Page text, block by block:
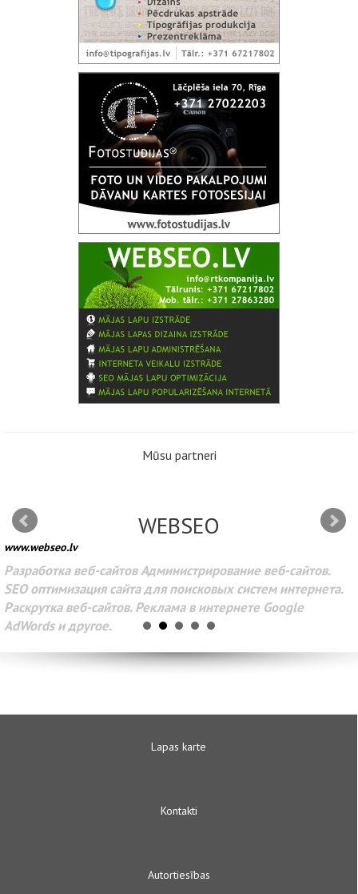
Mūsu partneri
WEBSEO
www.webseo.lv
Разработка веб-сайтов Администрирование веб-сайтов.
SEO оптимизация сайта для поисковых систем интернета.
Раскрутка веб-сайтов. Реклама в интернете Google
AdWords и другое.
Lapas karte
Kontakti
Autortiesības